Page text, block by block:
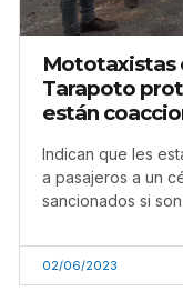
Mototaxistas
Tarapoto
están
Indican que les
a pasajeros a un
sancionados si
02/06/2023